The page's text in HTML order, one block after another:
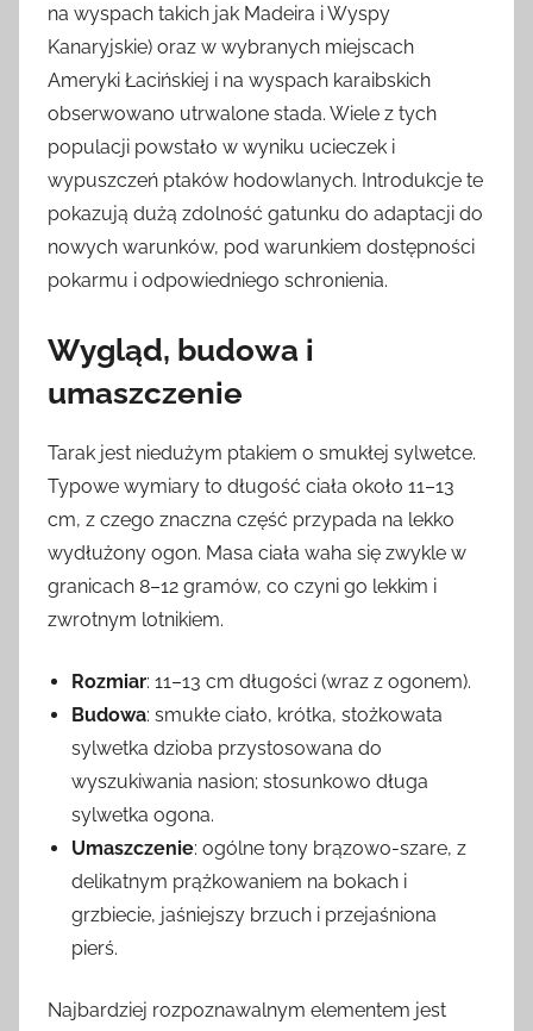
na wyspach takich jak Madeira i Wyspy
Kanaryjskie) oraz w wybranych miejscach
Ameryki Łacińskiej i na wyspach karaibskich
obserwowano utrwalone stada. Wiele z tych
populacji powstało w wyniku ucieczek i
wypuszczeń ptaków hodowlanych. Introdukcje te
pokazują dużą zdolność gatunku do adaptacji do
nowych warunków, pod warunkiem dostępności
pokarmu i odpowiedniego schronienia.
Wygląd, budowa i
umaszczenie
Tarak jest niedużym ptakiem o smukłej sylwetce.
Typowe wymiary to długość ciała około 11–13
cm, z czego znaczna część przypada na lekko
wydłużony ogon. Masa ciała waha się zwykle w
granicach 8–12 gramów, co czyni go lekkim i
zwrotnym lotnikiem.
Rozmiar: 11–13 cm długości (wraz z ogonem).
Budowa: smukłe ciało, krótka, stożkowata
sylwetka dzioba przystosowana do
wyszukiwania nasion; stosunkowo długa
sylwetka ogona.
Umaszczenie: ogólne tony brązowo-szare, z
delikatnym prążkowaniem na bokach i
grzbiecie, jaśniejszy brzuch i przejaśniona
pierś.
Najbardziej rozpoznawalnym elementem jest